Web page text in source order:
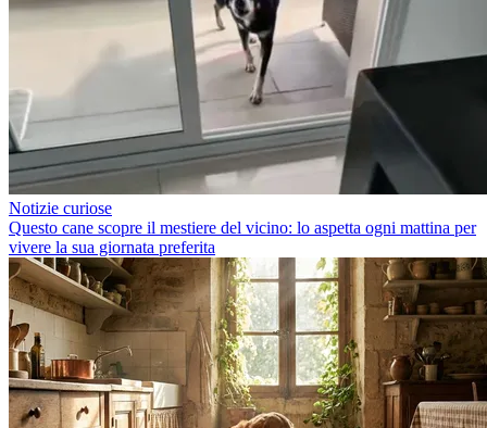
Notizie curiose
Questo cane scopre il mestiere del vicino: lo aspetta ogni mattina per
vivere la sua giornata preferita